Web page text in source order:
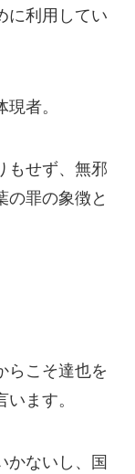
に利用してい
者。
もせず、無邪
の罪の象徴と
らこそ達也を
ます。
かないし、国